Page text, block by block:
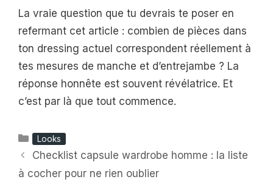
La vraie question que tu devrais te poser en
refermant cet article : combien de pièces dans
ton dressing actuel correspondent réellement à
tes mesures de manche et d’entrejambe ? La
réponse honnête est souvent révélatrice. Et
c’est par là que tout commence.
Catégories
Looks
Checklist capsule wardrobe homme : la liste
à cocher pour ne rien oublier